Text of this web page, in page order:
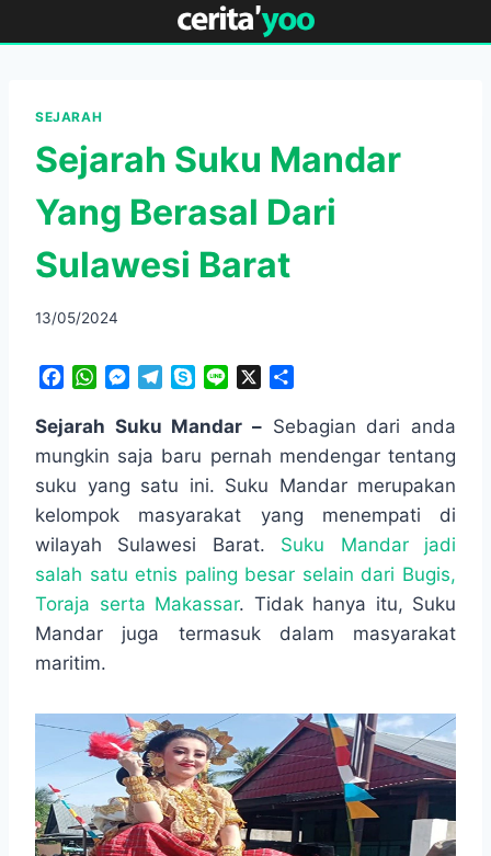
to
SEJARAH
Sejarah Suku Mandar
Yang Berasal Dari
Sulawesi Barat
13/05/2024
c
e
o
o
k
W
a
t
A
p
p
M
s
s
e
g
e
r
e
g
r
a
m
y
p
n
e
a
r
e
Sejarah Suku Mandar – Sebagian dari anda
mungkin saja baru pernah mendengar tentang
suku yang satu ini. Suku Mandar merupakan
kelompok masyarakat yang menempati di
wilayah Sulawesi Barat. Suku Mandar jadi
salah satu etnis paling besar selain dari Bugis,
Toraja serta Makassar. Tidak hanya itu, Suku
Mandar juga termasuk dalam masyarakat
maritim.